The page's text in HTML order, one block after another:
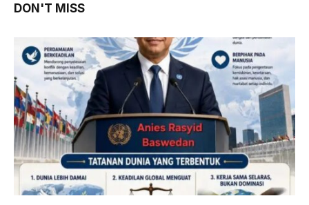
DON'T MISS